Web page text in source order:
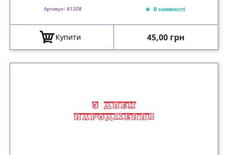
Артикул: 41208 В наявності
Купити Ціна
45,00 грн